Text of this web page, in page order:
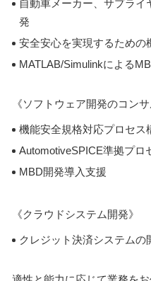
自動車メーカー、サプラ
発
安全安心を実現するための
MATLAB/Simulinkによる
《ソフトウェア開発のコンサ
機能安全規格対応プロセス
AutomotiveSPICE準拠プロ
MBD開発導入支援
《クラウドシステム開発》
クレジット決済システムの